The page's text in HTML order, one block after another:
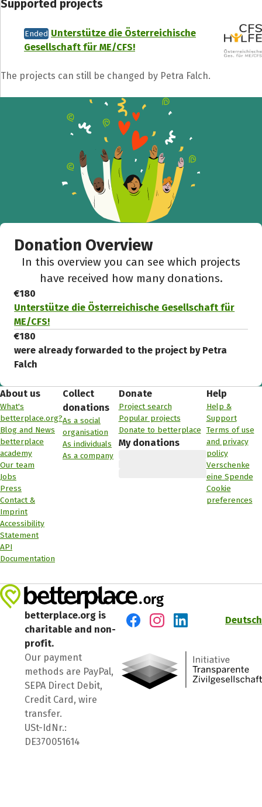
Supported projects
Ended Unterstütze die Österreichische
Gesellschaft für ME/CFS!
The projects can still be changed by Petra Falch.
Donation Overview
In this overview you can see which projects
have received how many donations.
€180
Unterstütze die Österreichische Gesellschaft für
ME/CFS!
€180
were already forwarded to the project by Petra
Falch
Share fundraising event
Facebook WhatsApp
About us
What's
betterplace.org?
Blog and News
betterplace
academy
Our team
Jobs
Press
Contact &
Imprint
Accessibility
Statement
API
Documentation
Collect
donations
As a social
organisation
As individuals
As a company
Donate
Project search
Popular projects
Donate to betterplace
My donations
Help
Help &
Support
Terms of use
and privacy
policy
Verschenke
eine Spende
Cookie
preferences
betterplace.org is
charitable and non-
profit.
Our payment
methods are PayPal,
SEPA Direct Debit,
Credit Card, wire
transfer.
USt-IdNr.:
DE370051614
Deutsch